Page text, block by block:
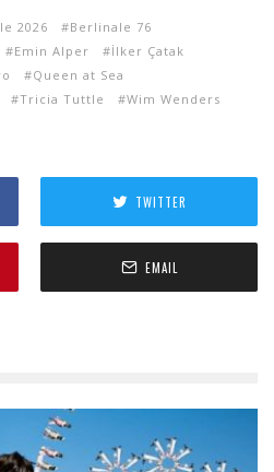
2026
Berlinale 76
Emin Alper
İlker Çatak
Queen at Sea
Tricia Tuttle
Wim Wenders
TWITTER
EMAIL